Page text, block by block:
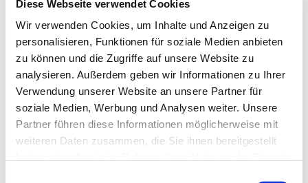
Diese Webseite verwendet Cookies
Wir verwenden Cookies, um Inhalte und Anzeigen zu
personalisieren, Funktionen für soziale Medien anbieten
zu können und die Zugriffe auf unsere Website zu
analysieren. Außerdem geben wir Informationen zu Ihrer
Verwendung unserer Website an unsere Partner für
soziale Medien, Werbung und Analysen weiter. Unsere
Partner führen diese Informationen möglicherweise mit
weiteren Daten zusammen, die Sie ihnen bereitgestellt